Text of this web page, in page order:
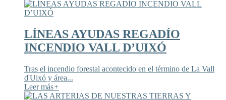
LÍNEAS AYUDAS REGADÍO
INCENDIO VALL D’UIXÓ
Tras el incendio forestal acontecido en el término de La Vall
d'Uixó y área...
Leer más+